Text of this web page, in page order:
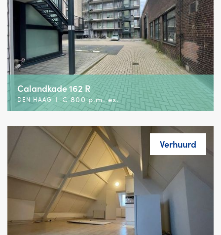
Calandkade 162 R
DEN HAAG | € 800 p.m. ex.
Verhuurd